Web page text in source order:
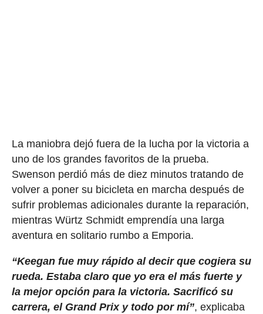
La maniobra dejó fuera de la lucha por la victoria a
uno de los grandes favoritos de la prueba.
Swenson perdió más de diez minutos tratando de
volver a poner su bicicleta en marcha después de
sufrir problemas adicionales durante la reparación,
mientras Würtz Schmidt emprendía una larga
aventura en solitario rumbo a Emporia.
“Keegan fue muy rápido al decir que cogiera su
rueda. Estaba claro que yo era el más fuerte y
la mejor opción para la victoria. Sacrificó su
carrera, el Grand Prix y todo por mí”, explicaba